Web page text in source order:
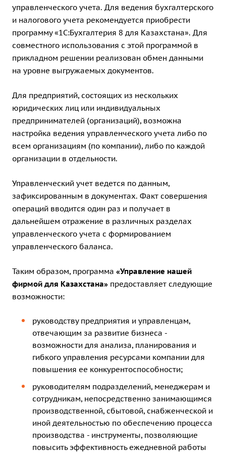
управленческого учета. Для ведения бухгалтерского
и налогового учета рекомендуется приобрести
программу«1С:Бухгалтерия 8 для Казахстана». Для
совместного использования с этой программой в
прикладном решении реализован обмен данными
на уровне выгружаемых документов.
Для предприятий, состоящих из нескольких
юридических лиц или индивидуальных
предпринимателей (организаций), возможна
настройка ведения управленческого учета либо по
всем организациям (по компании), либо по каждой
организации в отдельности.
Управленческий учет ведется по данным,
зафиксированным в документах. Факт совершения
операций вводится один раз и получает в
дальнейшем отражение в различных разделах
управленческого учета с формированием
управленческого баланса.
Таким образом, программа «Управление нашей
фирмой для Казахстана» предоставляет следующие
возможности:
руководству предприятия и управленцам,
отвечающим за развитие бизнеса -
возможности для анализа, планирования и
гибкого управления ресурсами компании для
повышения ее конкурентоспособности;
руководителям подразделений, менеджерам и
сотрудникам, непосредственно занимающимся
производственной, сбытовой, снабженческой и
иной деятельностью по обеспечению процесса
производства - инструменты, позволяющие
повысить эффективность ежедневной работы